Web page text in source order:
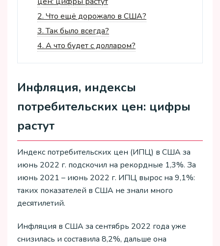
2. Что ещё дорожало в США?
3.Так было всегда?
4. А что будет с долларом?
Инфляция, индексы
потребительских цен: цифры
растут
Индекс потребительских цен (ИПЦ) в США за
июнь 2022 г. подскочил на рекордные 1,3%. За
июнь 2021 – июнь 2022 г. ИПЦ вырос на 9,1%:
таких показателей в США не знали много
десятилетий.
Инфляция в США за сентябрь 2022 года уже
снизилась и составила 8,2%, дальше она